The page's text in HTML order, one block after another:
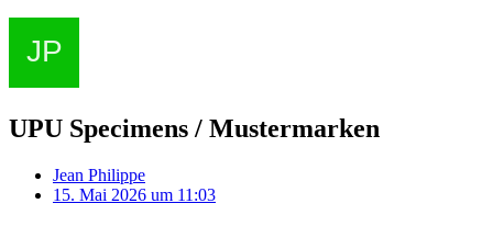
UPU Specimens / Mustermarken
Jean Philippe
15. Mai 2026 um 11:03